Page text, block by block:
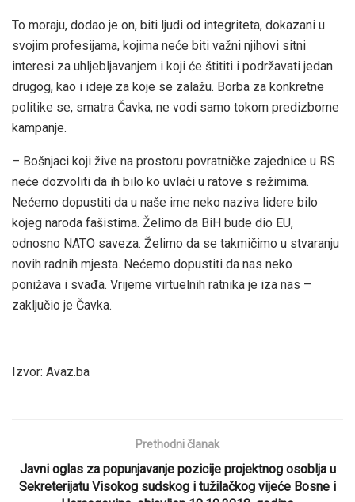
To moraju, dodao je on, biti ljudi od integriteta, dokazani u
svojim profesijama, kojima neće biti važni njihovi sitni
interesi za uhljebljavanjem i koji će štititi i podržavati jedan
drugog, kao i ideje za koje se zalažu. Borba za konkretne
politike se, smatra Čavka, ne vodi samo tokom predizborne
kampanje.
– Bošnjaci koji žive na prostoru povratničke zajednice u RS
neće dozvoliti da ih bilo ko uvlači u ratove s režimima.
Nećemo dopustiti da u naše ime neko naziva lidere bilo
kojeg naroda fašistima. Želimo da BiH bude dio EU,
odnosno NATO saveza. Želimo da se takmičimo u stvaranju
novih radnih mjesta. Nećemo dopustiti da nas neko
ponižava i svađa. Vrijeme virtuelnih ratnika je iza nas –
zaključio je Čavka.
Izvor: Avaz.ba
Prethodni članak
Javni oglas za popunjavanje pozicije projektnog osoblja u
Sekreterijatu Visokog sudskog i tužilačkog vijeće Bosne i